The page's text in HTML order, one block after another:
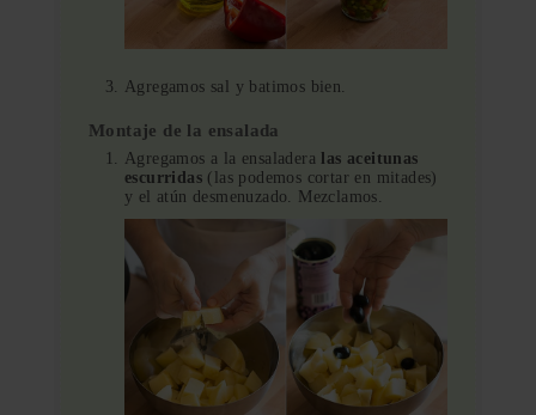
Agregamos sal y batimos bien.
Montaje de la ensalada
Agregamos a la ensaladera
las aceitunas
escurridas (las podemos cortar en mitades)
y el atún desmenuzado. Mezclamos.